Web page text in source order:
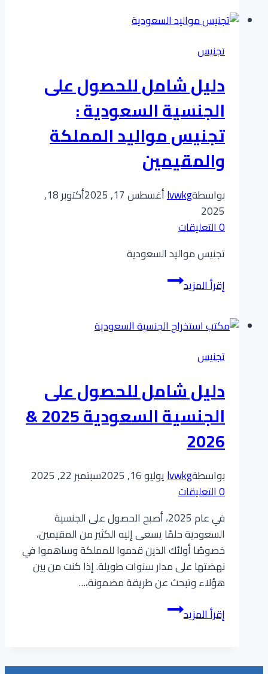
شريكك
الحصول
على
الجنسية
السعودية
تجنيس
دليل شامل للحصول على
الجنسية السعودية :
تجنيس مواليد المملكة
والمقيمين
بواسطةlvwkgأغسطس 17, 2025
أكتوبر 18,
2025
0 التعليقات
تجنيس مواليد السعودية
إقرأ المزيددليل
شامل
على
تجنيس
مواليد
المملكة
تجنيس
دليل شامل للحصول على
الجنسية السعودية 2025 &
2026
بواسطةlvwkgيوليو 16, 2025
سبتمبر 22, 2025
0 التعليقات
في عام 2025، أصبح الحصول على الجنسية
السعودية حلمًا يسعى إليه الكثير من المقيمين،
خصوصًا أولئك الذين قدموا للمملكة وساهموا في
نهضتها على مدار سنوات طويلة. إذا كنت من بين
هؤلاء وتبحث عن طريقة مضمونة،…
إقرأ المزيددليل
شامل